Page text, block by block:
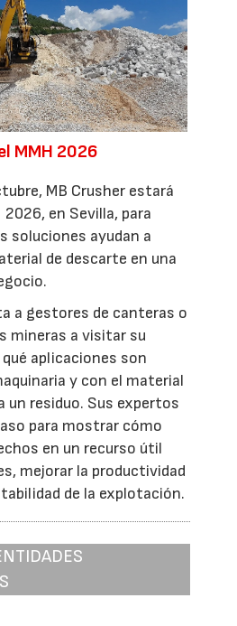
MMH 2026
MB Crusher estará
en Sevilla, para
soluciones ayudan a
de descarte en una
a gestores de canteras o
mineras a visitar su
aplicaciones son
y con el material
un residuo. Sus expertos
para mostrar cómo
en un recurso útil
mejorar la productividad
de la explotación.